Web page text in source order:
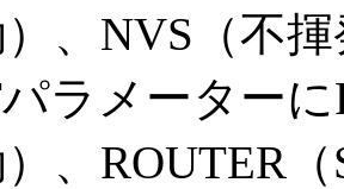
、NVS（不
ラメーター
、ROUTER